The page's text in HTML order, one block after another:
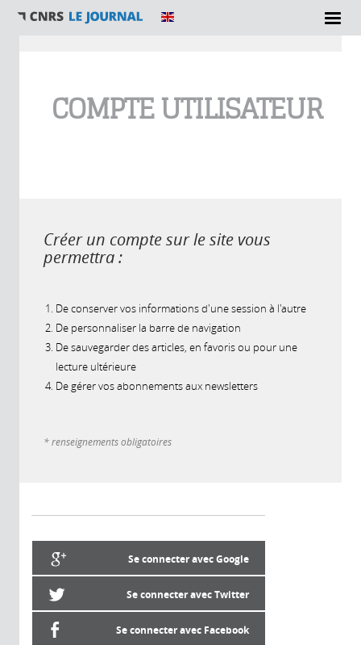
COMPTE UTILISATEUR
Créer un compte sur le site vous
permettra :
De conserver vos informations d'une session à l'autre
De personnaliser la barre de navigation
De sauvegarder des articles, en favoris ou pour une
lecture ultérieure
De gérer vos abonnements aux newsletters
* renseignements obligatoires
Se connecter avec Google
Se connecter avec Twitter
Se connecter avec Facebook